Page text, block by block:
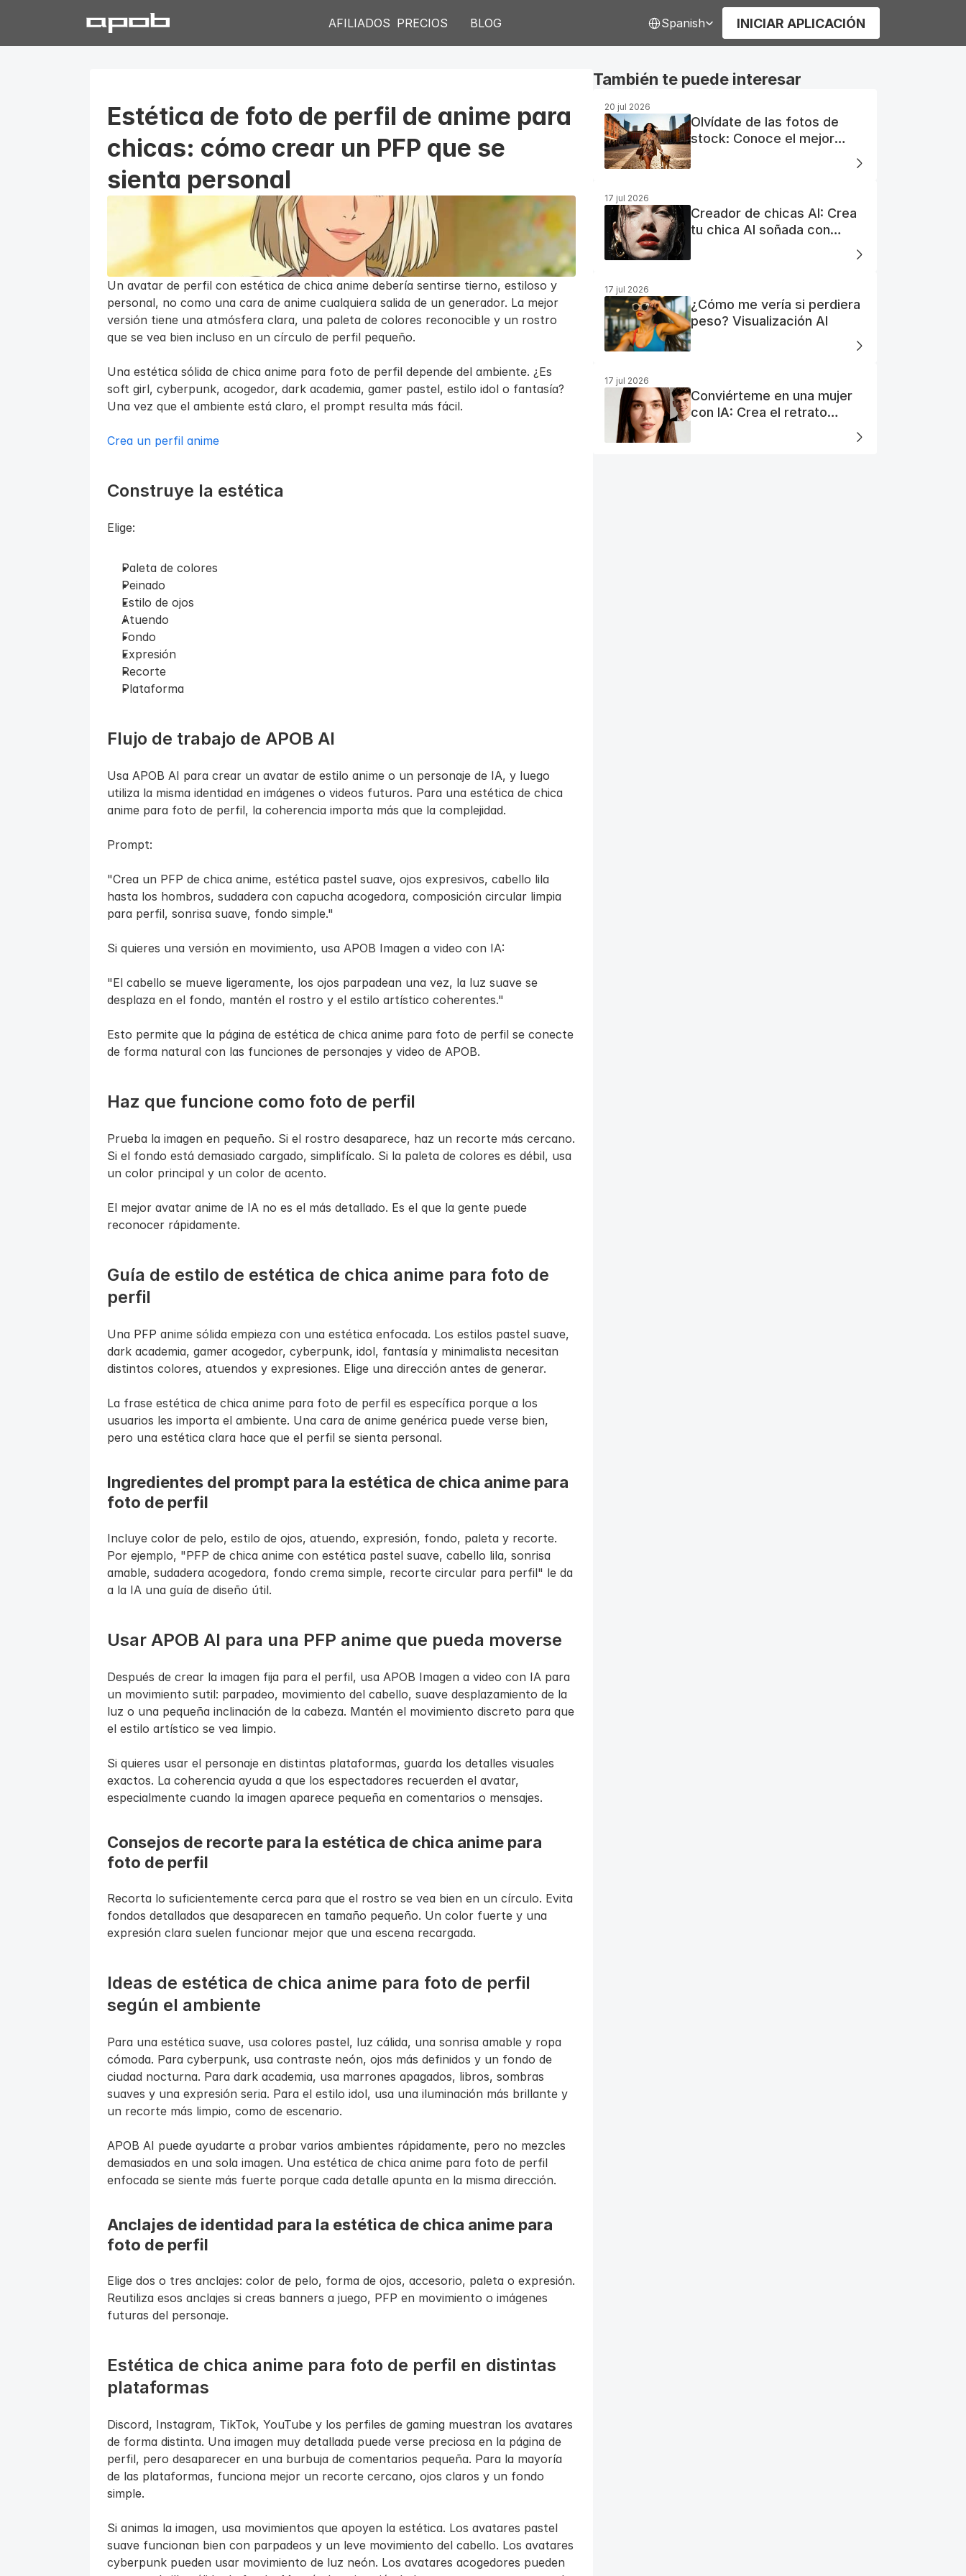
AFILIADOS PRECIOS BLOG Spanish INICIAR APLICACIÓN
Estética de foto de perfil de anime para
chicas: cómo crear un PFP que se
sienta personal
Un avatar de perfil con estética de chica anime debería sentirse tierno, estiloso y
personal, no como una cara de anime cualquiera salida de un generador. La mejor
versión tiene una atmósfera clara, una paleta de colores reconocible y un rostro
que se vea bien incluso en un círculo de perfil pequeño.
Una estética sólida de chica anime para foto de perfil depende del ambiente. ¿Es
soft girl, cyberpunk, acogedor, dark academia, gamer pastel, estilo idol o fantasía?
Una vez que el ambiente está claro, el prompt resulta más fácil.
Crea un perfil anime
Construye la estética
Elige:
Paleta de colores
Peinado
Estilo de ojos
Atuendo
Fondo
Expresión
Recorte
Plataforma
Flujo de trabajo de APOB AI
Usa APOB AI para crear un avatar de estilo anime o un personaje de IA, y luego
utiliza la misma identidad en imágenes o videos futuros. Para una estética de chica
anime para foto de perfil, la coherencia importa más que la complejidad.
Prompt:
"Crea un PFP de chica anime, estética pastel suave, ojos expresivos, cabello lila
hasta los hombros, sudadera con capucha acogedora, composición circular limpia
para perfil, sonrisa suave, fondo simple."
Si quieres una versión en movimiento, usa APOB Imagen a video con IA:
"El cabello se mueve ligeramente, los ojos parpadean una vez, la luz suave se
desplaza en el fondo, mantén el rostro y el estilo artístico coherentes."
Esto permite que la página de estética de chica anime para foto de perfil se conecte
de forma natural con las funciones de personajes y video de APOB.
Haz que funcione como foto de perfil
Prueba la imagen en pequeño. Si el rostro desaparece, haz un recorte más cercano.
Si el fondo está demasiado cargado, simplifícalo. Si la paleta de colores es débil, usa
un color principal y un color de acento.
El mejor avatar anime de IA no es el más detallado. Es el que la gente puede
reconocer rápidamente.
Guía de estilo de estética de chica anime para foto de
perfil
Una PFP anime sólida empieza con una estética enfocada. Los estilos pastel suave,
dark academia, gamer acogedor, cyberpunk, idol, fantasía y minimalista necesitan
distintos colores, atuendos y expresiones. Elige una dirección antes de generar.
La frase estética de chica anime para foto de perfil es específica porque a los
usuarios les importa el ambiente. Una cara de anime genérica puede verse bien,
pero una estética clara hace que el perfil se sienta personal.
Ingredientes del prompt para la estética de chica anime para
foto de perfil
Incluye color de pelo, estilo de ojos, atuendo, expresión, fondo, paleta y recorte.
Por ejemplo, "PFP de chica anime con estética pastel suave, cabello lila, sonrisa
amable, sudadera acogedora, fondo crema simple, recorte circular para perfil" le da
a la IA una guía de diseño útil.
Usar APOB AI para una PFP anime que pueda moverse
Después de crear la imagen fija para el perfil, usa APOB Imagen a video con IA para
un movimiento sutil: parpadeo, movimiento del cabello, suave desplazamiento de la
luz o una pequeña inclinación de la cabeza. Mantén el movimiento discreto para que
el estilo artístico se vea limpio.
Si quieres usar el personaje en distintas plataformas, guarda los detalles visuales
exactos. La coherencia ayuda a que los espectadores recuerden el avatar,
especialmente cuando la imagen aparece pequeña en comentarios o mensajes.
Consejos de recorte para la estética de chica anime para
foto de perfil
Recorta lo suficientemente cerca para que el rostro se vea bien en un círculo. Evita
fondos detallados que desaparecen en tamaño pequeño. Un color fuerte y una
expresión clara suelen funcionar mejor que una escena recargada.
Ideas de estética de chica anime para foto de perfil
según el ambiente
Para una estética suave, usa colores pastel, luz cálida, una sonrisa amable y ropa
cómoda. Para cyberpunk, usa contraste neón, ojos más definidos y un fondo de
ciudad nocturna. Para dark academia, usa marrones apagados, libros, sombras
suaves y una expresión seria. Para el estilo idol, usa una iluminación más brillante y
un recorte más limpio, como de escenario.
APOB AI puede ayudarte a probar varios ambientes rápidamente, pero no mezcles
demasiados en una sola imagen. Una estética de chica anime para foto de perfil
enfocada se siente más fuerte porque cada detalle apunta en la misma dirección.
Anclajes de identidad para la estética de chica anime para
foto de perfil
Elige dos o tres anclajes: color de pelo, forma de ojos, accesorio, paleta o expresión.
Reutiliza esos anclajes si creas banners a juego, PFP en movimiento o imágenes
futuras del personaje.
Estética de chica anime para foto de perfil en distintas
plataformas
Discord, Instagram, TikTok, YouTube y los perfiles de gaming muestran los avatares
de forma distinta. Una imagen muy detallada puede verse preciosa en la página de
perfil, pero desaparecer en una burbuja de comentarios pequeña. Para la mayoría
de las plataformas, funciona mejor un recorte cercano, ojos claros y un fondo
simple.
Si animas la imagen, usa movimientos que apoyen la estética. Los avatares pastel
suave funcionan bien con parpadeos y un leve movimiento del cabello. Los avatares
cyberpunk pueden usar movimiento de luz neón. Los avatares acogedores pueden
También te puede interesar
20 jul 2026
Olvídate de las fotos de
stock: Conoce el mejor
generador de fotos AI
gratuito
17 jul 2026
Creador de chicas AI: Crea
tu chica AI soñada con
17 jul 2026
¿Cómo me vería si perdiera
peso? Visualización AI
17 jul 2026
Conviérteme en una mujer
con IA: Crea el retrato